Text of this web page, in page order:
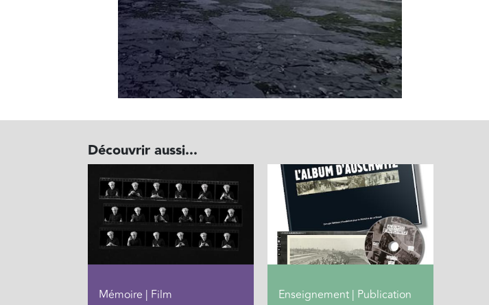
Découvrir aussi...
Mémoire | Film Enseignement | Publication